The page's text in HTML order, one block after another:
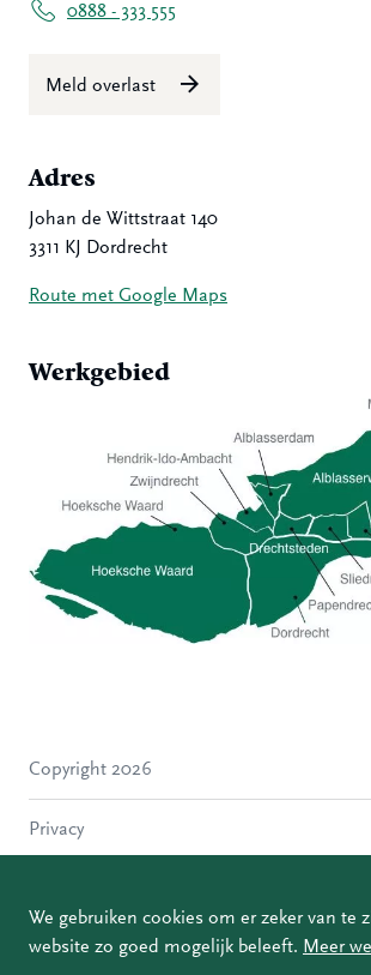
We gebruiken cookies om er zeker van te
website zo goed mogelijk beleeft. Meer
0888 - 333 555
Meld overlast
Adres
Johan de Wittstraat 140
3311 KJ Dordrecht
Route met Google Maps
Werkgebied
Molenlanden
Papendrecht
Gorinchem
Copyright 2026
Privacy
Coordinated Vulnerability Disclosure